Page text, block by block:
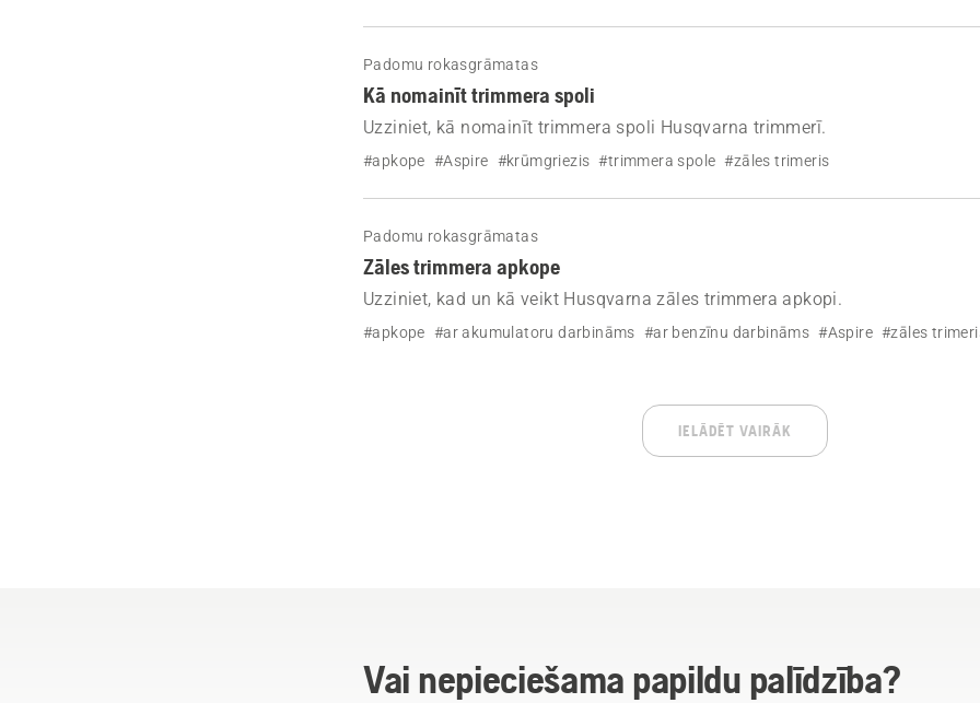
Padomu rokasgrāmatas
Kā nomainīt trimmera spoli
Uzziniet, kā nomainīt trimmera spoli Husqvarna trimmerī.
#apkope #Aspire #krūmgriezis #trimmera spole #zāles trimeris
Padomu rokasgrāmatas
Zāles trimmera apkope
Uzziniet, kad un kā veikt Husqvarna zāles trimmera apkopi.
#apkope #ar akumulatoru darbināms #ar benzīnu darbināms #Aspire #zāles
IELĀDĒT VAIRĀK
Vai nepieciešama papildu palīdzība?